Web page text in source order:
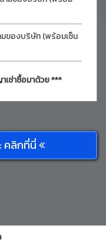
มของบริษัท (พร้อมเซ็น
ช่าซื้อมาด้วย ***
คลิกที่นี่